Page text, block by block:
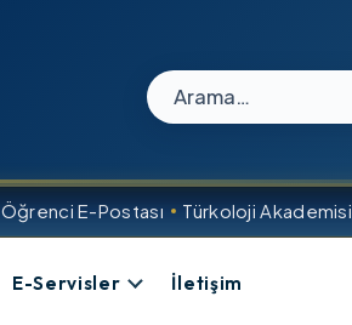
Site içi arama
Öğrenci E-Postası Türkoloji Akademisi
E-Servisler İletişim